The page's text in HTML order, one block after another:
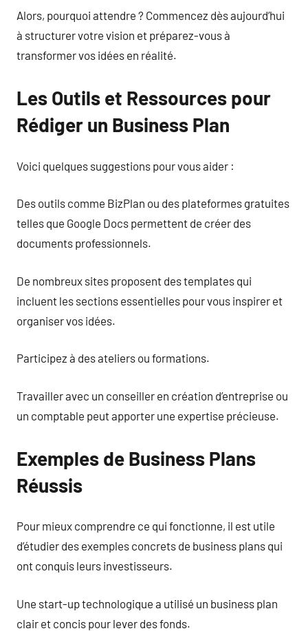
Alors, pourquoi attendre ? Commencez dès aujourd’hui
à structurer votre vision et préparez-vous à
transformer vos idées en réalité.
Les Outils et Ressources pour
Rédiger un Business Plan
Voici quelques suggestions pour vous aider :
Des outils comme BizPlan ou des plateformes gratuites
telles que Google Docs permettent de créer des
documents professionnels.
De nombreux sites proposent des templates qui
incluent les sections essentielles pour vous inspirer et
organiser vos idées.
Participez à des ateliers ou formations.
Travailler avec un conseiller en création d’entreprise ou
un comptable peut apporter une expertise précieuse.
Exemples de Business Plans
Réussis
Pour mieux comprendre ce qui fonctionne, il est utile
d’étudier des exemples concrets de business plans qui
ont conquis leurs investisseurs.
Une start-up technologique a utilisé un business plan
clair et concis pour lever des fonds.